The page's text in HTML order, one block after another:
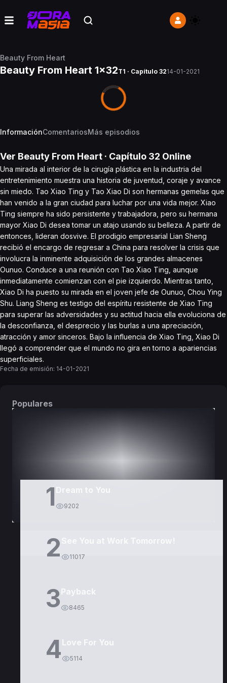
Beauty From Heart
Beauty From Heart 1x32T1 · Capítulo 3214-01-2021
InformaciónComentariosMás episodios
Ver Beauty From Heart · Capítulo 32 Online
Una mirada al interior de la cirugía plástica en la industria del
entretenimiento muestra una historia de juventud, coraje y avance
sin miedo. Tao Xiao Ting y Tao Xiao Di son hermanas gemelas que
han venido a la gran ciudad para luchar por una vida mejor. Xiao
Ting siempre ha sido persistente y trabajadora, pero su hermana
mayor Xiao Di desea tomar un atajo usando su belleza. A partir de
entonces, lideran dosvive. El prodigio empresarial Lian Sheng
recibió el encargo de regresar a China para resolver la crisis que
involucra la inminente adquisición de los grandes almacenes
Ounuo. Conduce a una reunión con Tao Xiao Ting, aunque
inmediatamente comienzan con el pie izquierdo. Mientras tanto,
Xiao Di ha puesto su mirada en el joven jefe de Ounuo, Chou Ying
Shu. Liang Sheng es testigo del espíritu resistente de Xiao Ting
para superar las adversidades y su actitud hacia ella evoluciona de
la desconfianza, el desprecio y las burlas a una apreciación,
atracción y amor sinceros. Bajo la influencia de Xiao Ting, Xiao Di
llegó a comprender que el mundo no gira en torno a apariencias
superficiales.
Fecha de emisión: 14-01-2021
Populares
1 Dream to You
9202
2 11017
3Payback
8465
4Love For You
5114